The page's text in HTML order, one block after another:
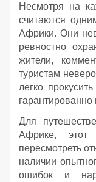
Несмотря на
считаются
Африки. Они
ревностно
жители,
туристам
легко
гарантированно
Для
Африке,
пересмотреть
наличии
ошибок и